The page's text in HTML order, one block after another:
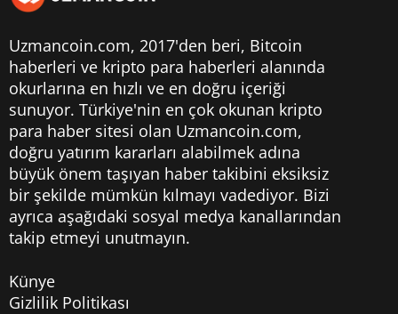
Uzmancoin.com, 2017'den beri, Bitcoin
haberleri ve kripto para haberleri alanında
okurlarına en hızlı ve en doğru içeriği
sunuyor. Türkiye'nin en çok okunan kripto
para haber sitesi olan Uzmancoin.com,
doğru yatırım kararları alabilmek adına
büyük önem taşıyan haber takibini eksiksiz
bir şekilde mümkün kılmayı vadediyor. Bizi
ayrıca aşağıdaki sosyal medya kanallarından
takip etmeyi unutmayın.
Künye
Gizlilik Politikası